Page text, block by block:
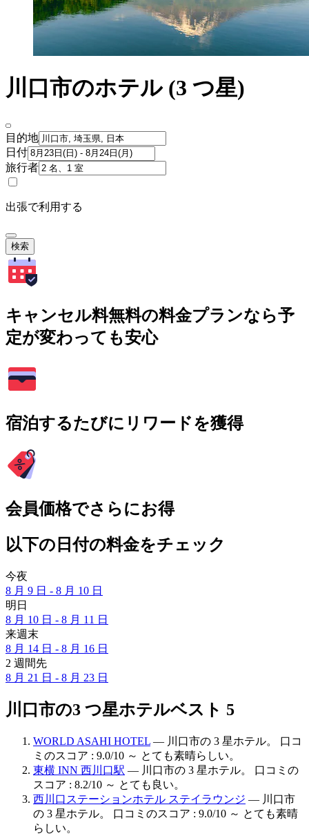
川口市のホテル (3 つ星)
目的地
日付
旅行者
出張で利用する
検索
キャンセル料無料の料金プランなら予
定が変わっても安心
宿泊するたびにリワードを獲得
会員価格でさらにお得
以下の日付の料金をチェック
今夜
8 月 9 日 - 8 月 10 日
明日
8 月 10 日 - 8 月 11 日
来週末
8 月 14 日 - 8 月 16 日
2 週間先
8 月 21 日 - 8 月 23 日
川口市の3 つ星ホテルベスト 5
WORLD ASAHI HOTEL — 川口市の 3 星ホテル。 口コ
ミのスコア : 9.0/10 ～ とても素晴らしい。
東横 INN 西川口駅 — 川口市の 3 星ホテル。 口コミの
スコア : 8.2/10 ～ とても良い。
西川口ステーションホテル ステイラウンジ — 川口市
の 3 星ホテル。 口コミのスコア : 9.0/10 ～ とても素晴
らしい。